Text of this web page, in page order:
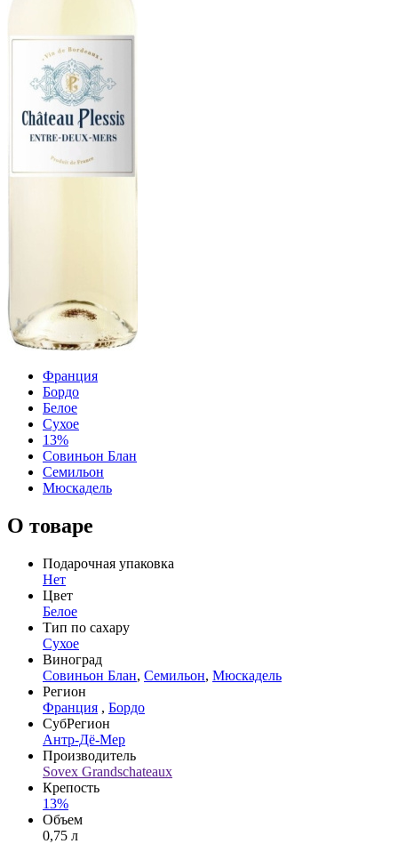
Франция
Бордо
Белое
Сухое
13%
Совиньон Блан
Семильон
Мюскадель
О товаре
Подарочная упаковка
Нет
Цвет
Белое
Тип по сахару
Сухое
Виноград
Совиньон Блан, Семильон, Мюскадель
Регион
Франция , Бордо
СубРегион
Антр-Дё-Мер
Производитель
Sovex Grandschateaux
Крепость
13%
Объем
0,75 л